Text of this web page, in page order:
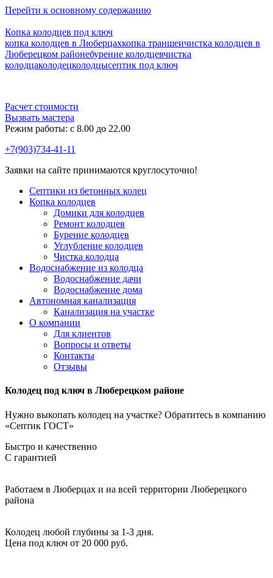
Перейти к основному содержанию
Копка колодцев под ключ
копка колодцев в Люберцахкопка траншеичистка колодцев в
Люберецком районебурение колодцевчистка
колодцаколодецколодцысептик под ключ
Расчет стоимости
Вызвать мастера
Режим работы: c 8.00 до 22.00
+7(903)734-41-11
Заявки на сайте принимаются круглосуточно!
Септики из бетонных колец
Копка колодцев
Домики для колодцев
Ремонт колодцев
Бурение колодцев
Углубление колодцев
Чистка колодца
Водоснабжение из колодца
Водоснабжение дачи
Водоснабжение дома
Автономная канализация
Канализация на участке
О компании
Для клиентов
Вопросы и ответы
Контакты
Отзывы
Колодец под ключ в Люберецком районе
Нужно выкопать колодец на участке? Обратитесь в компанию
«Септик ГОСТ»
Быстро и качественно
С гарантией
Работаем в Люберцах и на всей территории Люберецкого
района
Колодец любой глубины за 1-3 дня.
Цена под ключ от 20 000 руб.